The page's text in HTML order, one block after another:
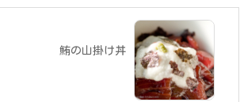
鮪の山掛け丼